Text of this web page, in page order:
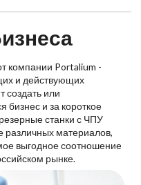
компании Portalium -
и действующих
создать или
и за короткое
станки с ЧПУ
различных материалов,
выгодное соотношение
рынке.